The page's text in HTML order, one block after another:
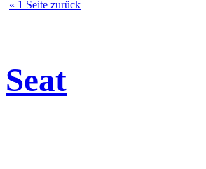
« 1 Seite zurück
Seat